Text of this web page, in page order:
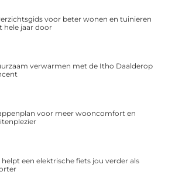
voor beter wonen en tuinieren
hele jaar door
verwarmen met de Itho Daalderop
voor meer wooncomfort en
helpt een elektrische fiets jou verder als